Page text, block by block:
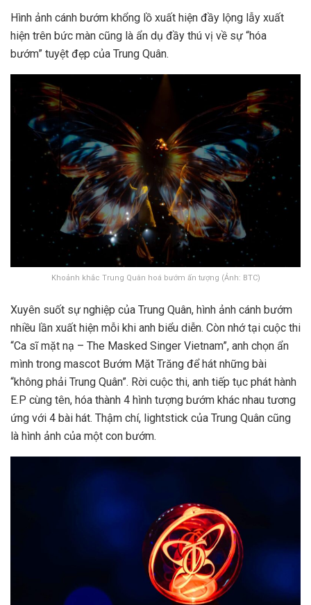
Hình ảnh cánh bướm khổng lồ xuất hiện đầy lộng lẫy xuất
hiện trên bức màn cũng là ẩn dụ đầy thú vị về sự “hóa
bướm” tuyệt đẹp của Trung Quân.
Khoảnh khắc Trung Quân hoá bướm ấn tượng (Ảnh: BTC)
Xuyên suốt sự nghiệp của Trung Quân, hình ảnh cánh bướm
nhiều lần xuất hiện mỗi khi anh biểu diễn. Còn nhớ tại cuộc thi
“Ca sĩ mặt nạ – The Masked Singer Vietnam”, anh chọn ẩn
mình trong mascot Bướm Mặt Trăng để hát những bài
“không phải Trung Quân”. Rời cuộc thi, anh tiếp tục phát hành
E.P cùng tên, hóa thành 4 hình tượng bướm khác nhau tương
ứng với 4 bài hát. Thậm chí, lightstick của Trung Quân cũng
là hình ảnh của một con bướm.